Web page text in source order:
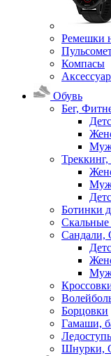
Ремешки
Компасы
Обувь
Бег,
Ботинки
Скальные
Сандали,
Борцовки
Гамаши,
Шнурки,